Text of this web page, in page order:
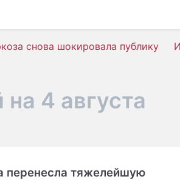
ШОУ-БИЗНЕС
АВТО
НЕДВИЖИМОСТЬ
ПРОИСШЕСТВИЯ
снова шокировала публику
4 августа
перенесла тяжелейшую